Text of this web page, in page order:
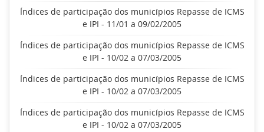
Índices de participação dos municípios Repasse de ICMS
e IPI - 11/01 a 09/02/2005
Índices de participação dos municípios Repasse de ICMS
e IPI - 10/02 a 07/03/2005
Índices de participação dos municípios Repasse de ICMS
e IPI - 10/02 a 07/03/2005
Índices de participação dos municípios Repasse de ICMS
e IPI - 10/02 a 07/03/2005